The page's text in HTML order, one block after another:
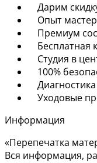
Дарим
Опыт
Премиум
Бесплатная
Студия в
100%
Уходовые
Информация
«Перепечатка
Вся информация,